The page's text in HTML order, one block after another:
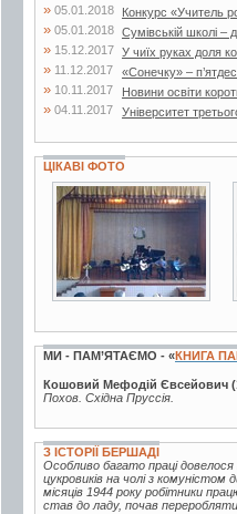
» 05.01.2018 Конкурс «Учитель
» 05.01.2018 Сумівській школі –
» 15.12.2017 У чиїх руках доля
» 11.12.2017 «Сонечку» –
» 10.11.2017 Новини освіти
» 04.11.2017 Університет
ЦІКАВІ ФОТО
3 фото
МИ - ПАМ’ЯТАЄМО - «КНИГА
Кошовий Мефодій Євсейович
Похов. Східна Пруссія.
З ІСТОРІЇ БЕРШАДІ
Особливо багато праці
цукровиків на чолі з
місяців 1944 року робітники
став до ладу, почав переробляти